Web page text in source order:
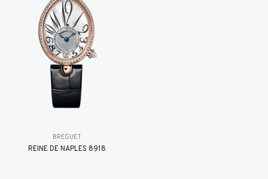
BREGUET
REINE DE NAPLES 8918